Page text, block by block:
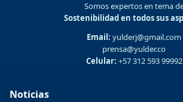
Somos expertos en tema
Sostenibilidad en todos sus
Email: yulderj@gmail.com
prensa@yulder.co
Celular: +57 312 593 99992
Noticias